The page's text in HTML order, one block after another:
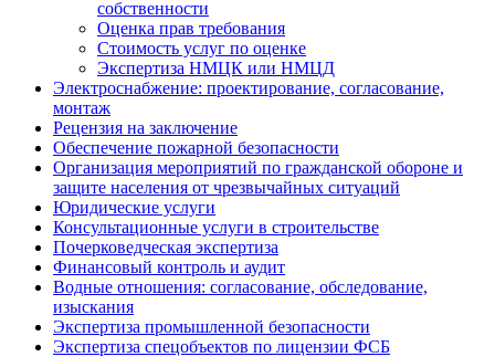
собственности
Оценка прав требования
Стоимость услуг по оценке
Экспертиза НМЦК или НМЦД
Электроснабжение: проектирование, согласование,
монтаж
Рецензия на заключение
Обеспечение пожарной безопасности
Организация мероприятий по гражданской обороне и
защите населения от чрезвычайных ситуаций
Юридические услуги
Консультационные услуги в строительстве
Почерковедческая экспертиза
Финансовый контроль и аудит
Водные отношения: согласование, обследование,
изыскания
Экспертиза промышленной безопасности
Экспертиза спецобъектов по лицензии ФСБ